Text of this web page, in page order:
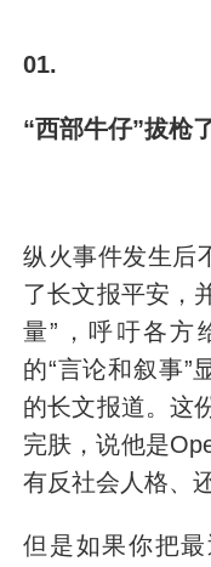
01.
“西部牛仔”拔枪
纵火事件发生后
了长文报平安，
量”，呼吁各方
的“言论和叙事”
的长文报道。这
完肤，说他是
有反社会人格、
但是如果你把